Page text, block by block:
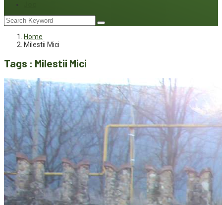
Home
Milestii Mici
Tags : Milestii Mici